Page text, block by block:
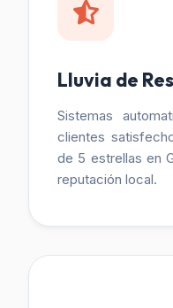
Lluvia de
Sistemas
clientes
de 5 estrellas en
reputación local.